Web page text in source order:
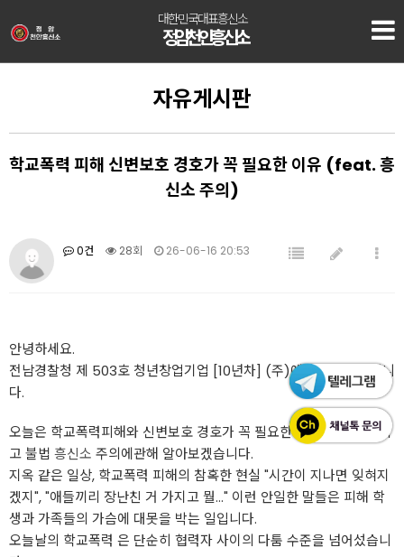
대한민국대표흥신소
정암 천안흥신소
자유게시판
학교폭력 피해 신변보호 경호가 꼭 필요한 이유 (feat. 흥
신소 주의)
0건 28회 26-06-16 20:53
안녕하세요.
전남경찰청 제 503호 청년창업기업 [10년차] (주)에프엠컴퍼니 입니
다.
오늘은 학교폭력피해와 신변보호 경호가 꼭 필요한 이유에 대해 그리
고 불법 흥신소 주의에관해 알아보겠습니다.
지옥 같은 일상, 학교폭력 피해의 참혹한 현실 "시간이 지나면 잊혀지
겠지", "애들끼리 장난친 거 가지고 뭘..." 이런 안일한 말들은 피해 학
생과 가족들의 가슴에 대못을 박는 일입니다.
오늘날의 학교폭력 은 단순히 협력자 사이의 다툼 수준을 넘어섰습니